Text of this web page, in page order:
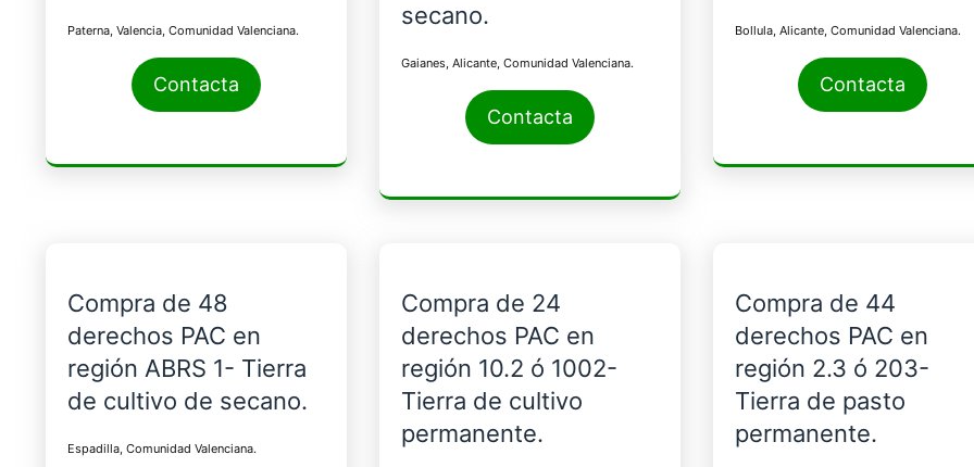
Paterna, Valencia, Comunidad Valenciana.
Contacta
secano.
Gaianes, Alicante, Comunidad Valenciana.
Contacta
Bollula, Alicante, Comunidad Valenciana.
Contacta
Compra de 48
derechos PAC en
región ABRS 1- Tierra
de cultivo de secano.
Espadilla, Comunidad Valenciana.
Compra de 24
derechos PAC en
región 10.2 ó 1002-
Tierra de cultivo
permanente.
Compra de 44
derechos PAC en
región 2.3 ó 203-
Tierra de pasto
permanente.